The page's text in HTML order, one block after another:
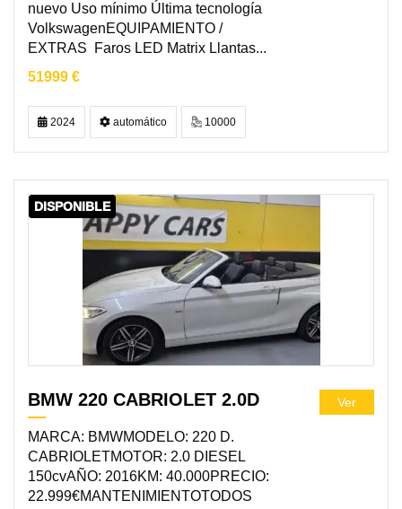
nuevo Uso mínimo Última tecnología
VolkswagenEQUIPAMIENTO /
EXTRAS Faros LED Matrix Llantas...
51999 €
2024 automático 10000
DISPONIBLE
BMW 220 CABRIOLET 2.0D
MARCA: BMWMODELO: 220 D.
CABRIOLETMOTOR: 2.0 DIESEL
150cvAÑO: 2016KM: 40.000PRECIO:
22.999€MANTENIMIENTOTODOS
Ver